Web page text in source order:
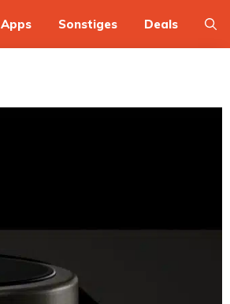
Apps Sonstiges Deals